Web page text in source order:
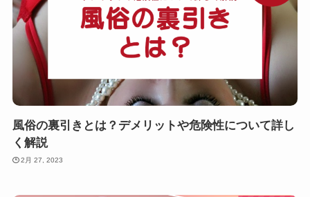
風俗の裏引きとは？デメリットや危険性について詳し
く解説
2月 27, 2023